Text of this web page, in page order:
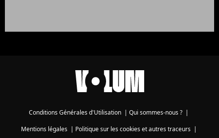
Conditions Générales d'Utilisation | Qui sommes-nous ? |
Mentions légales| Politique sur les cookies et autres traceurs|